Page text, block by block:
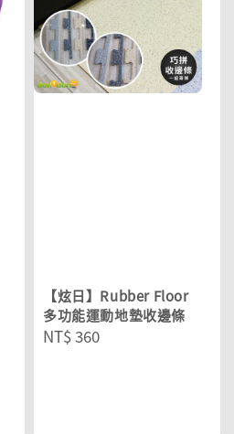
【炫日】Rubber Floor
多功能運動地墊收邊條
Regular
NT$ 360